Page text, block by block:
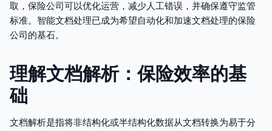
取，保险公司可以优化运营，减少人工错误，并确保遵守监管
标准。智能文档处理已成为希望自动化和加速文档处理的保险
公司的基石。
理解文档解析：保险效率的基
础
文档解析是指将非结构化或半结构化数据从文档转换为易于分